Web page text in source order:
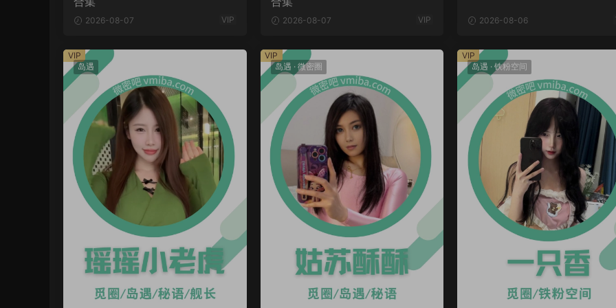
2026-08-07 VIP 2026-08-07 VIP 2026-08-06
岛遇
VIP
岛遇 · 微密圈
VIP
岛遇 ·铁粉空间
VIP